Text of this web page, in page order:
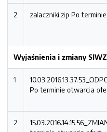
2 zalaczniki.zip Po
Wyjaśnienia i zmiany SIWZ
1
Po terminie otwarcia
2